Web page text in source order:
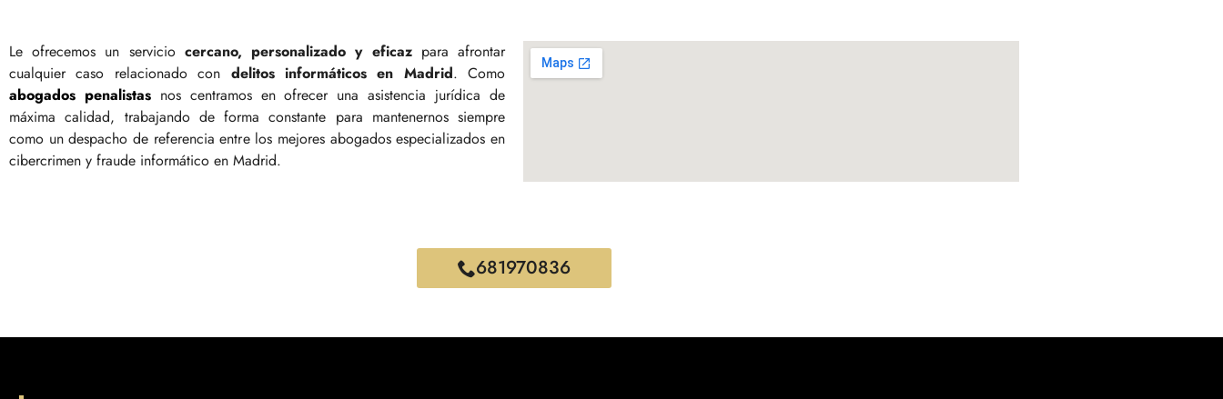
Le ofrecemos un servicio cercano, personalizado y eficazpara afrontar
cualquier caso relacionado con delitos informáticos en Madrid. Como
abogados penalistasnos centramos en ofrecer una asistencia jurídica de
máxima calidad, trabajando de forma constante para mantenernos siempre
como un despacho de referencia entre los mejores abogados especializados en
cibercrimen y fraude informático en Madrid.
681970836